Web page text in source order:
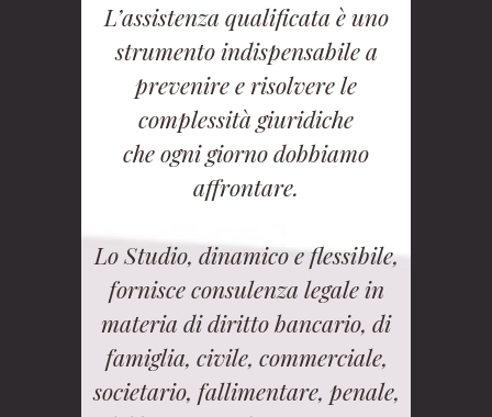
L’assistenza qualificata è uno
strumento indispensabile a
prevenire e risolvere le
complessità giuridiche
che ogni giorno dobbiamo
affrontare.
Lo Studio, dinamico e flessibile,
fornisce consulenza legale in
materia di diritto bancario, di
famiglia, civile, commerciale,
societario, fallimentare, penale,